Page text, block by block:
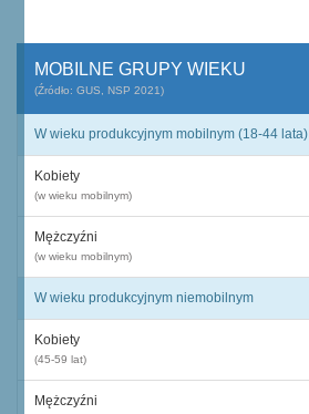
MOBILNE GRUPY WIEKU
(Źródło: GUS, NSP 2021)
W wieku produkcyjnym mobilnym (18-44 lata)
Kobiety
(w wieku mobilnym)
Mężczyźni
(w wieku mobilnym)
W wieku produkcyjnym niemobilnym
Kobiety
(45-59 lat)
Mężczyźni